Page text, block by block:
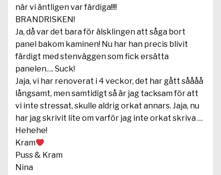
när vi äntligen var färdiga!!!!
BRANDRISKEN!
Ja, då var det bara för älsklingen att såga bort
panel bakom kaminen! Nu har han precis blivit
färdigt med stenväggen som fick ersätta
panelen…. Suck!
Jaja, vi har renoverat i 4 veckor, det har gått såååå
långsamt, men samtidigt så är jag tacksam för att
vi inte stressat, skulle aldrig orkat annars. Jaja, nu
har jag skrivit lite om varför jag inte orkat skriva …
Hehehe!
Kram
Puss & Kram
Nina